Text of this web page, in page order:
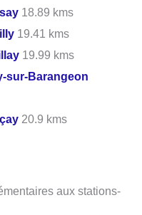
18.89 kms
19.41 kms
19.99 kms
sur-Barangeon
20.9 kms
aux stations-